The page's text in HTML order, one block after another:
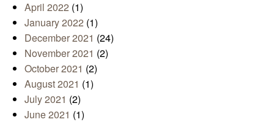
April 2022 (1)
January 2022 (1)
December 2021 (24)
November 2021 (2)
October 2021 (2)
August 2021 (1)
July 2021 (2)
June 2021 (1)